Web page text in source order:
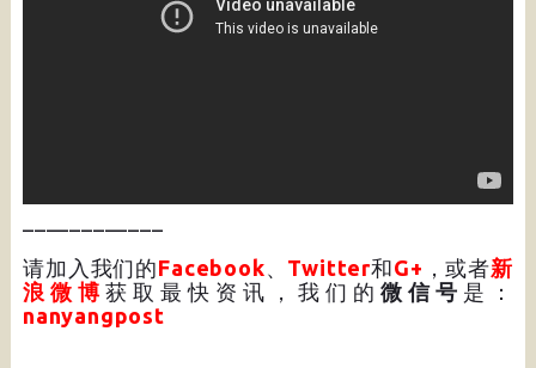
请加入我们的Facebook、 Twitter和G+ ，或者新
浪微博 获取最快资讯，我们的微信号 是：
nanyangpost